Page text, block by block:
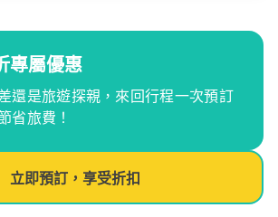
專屬優惠
還是旅遊探親，來回行程一次預訂
省旅費！
立即預訂，享受折扣